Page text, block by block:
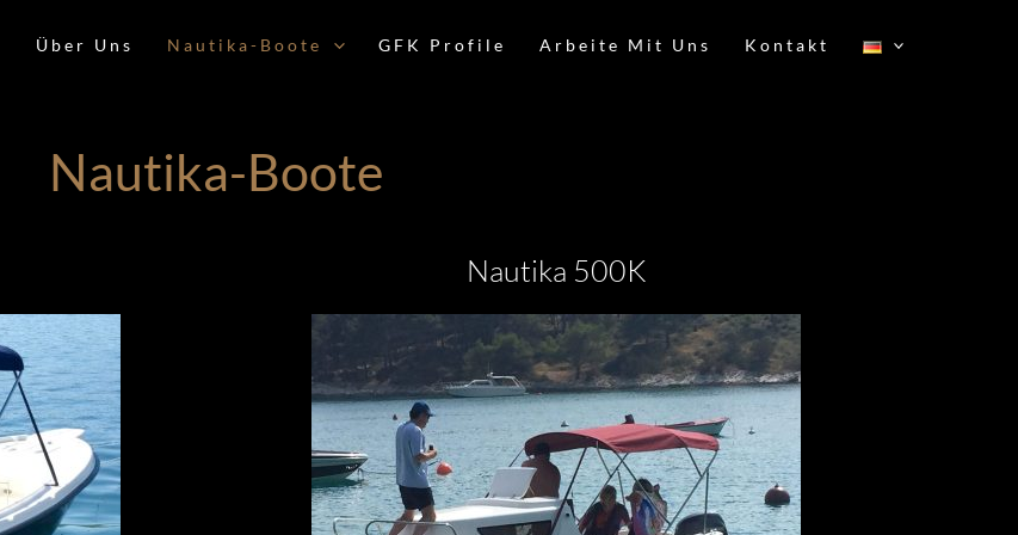
Über Uns Nautika-Boote GFK Profile Arbeite Mit Uns Kontakt
Nautika-Boote
Nautika 500K